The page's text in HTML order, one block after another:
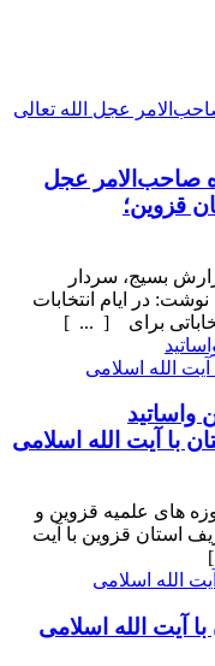
صاحب‌الامر عجل
قزوین؛
بسیج، سردار
در ایام انتخابات
برای [ ... ]
واساتید
با آیت الله اسلامی
های علمیه قزوین و
استان قزوین با آیت
آیت الله اسلامی